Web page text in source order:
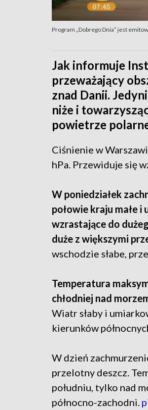
Program „Dobrego Dnia” jest
Jak informuje
przeważający
znad Danii.
niże i
powietrze
Ciśnienie w
hPa. Przewiduje się
W poniedziałek
połowie kraju małe
wzrastające do
duże z większymi
wschodzie słabe,
Temperatura
chłodniej nad
Wiatr słaby i
kierunków
W dzień
przelotny deszcz.
południu, tylko nad
północno-zachodni.